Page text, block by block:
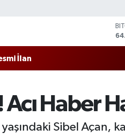
İlan
Acı Haber
Sibel Açan,